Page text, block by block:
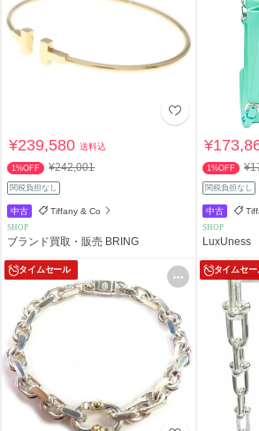
¥239,580送料込
1%OFF ¥242,001
関税負担なし
中古 Tiffany & Co
SHOP
ブランド買取・販売 BRING
1%OFF
関税負担なし
中古
SHOP
LuxUness
タイムセール タイムセー